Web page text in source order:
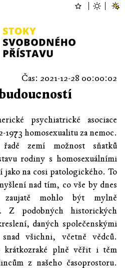
Čas: 2021-12-28 00:00:02
psychiatrické asociace
1973 homosexualitu za nemoc.
zemí možnost sňatků
rodiny s homosexuálními
na cosi patologického. To
nad tím, co vše by dnes
zaujatě mohlo být mylně
Z podobných historických
daných společenskými
všichni, včetně vědců.
plně věřit i těm
z našeho časoprostoru.